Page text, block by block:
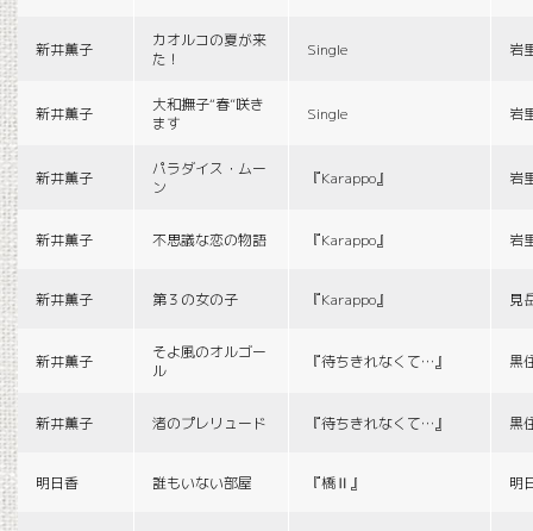
新井薫子
カオルコの夏が来
た！
Single 岩
新井薫子
大和撫子“春”咲き
ます
Single 岩
新井薫子
パラダイス・ムー
ン
『Karappo』 岩
新井薫子 不思議な恋の物語 『Karappo』 岩
新井薫子 第３の女の子 『Karappo』 見
新井薫子
そよ風のオルゴー
ル
『待ちきれなくて…』 黒
新井薫子 渚のプレリュード 『待ちきれなくて…』 黒
明日香 誰もいない部屋 『橋Ⅱ』 明